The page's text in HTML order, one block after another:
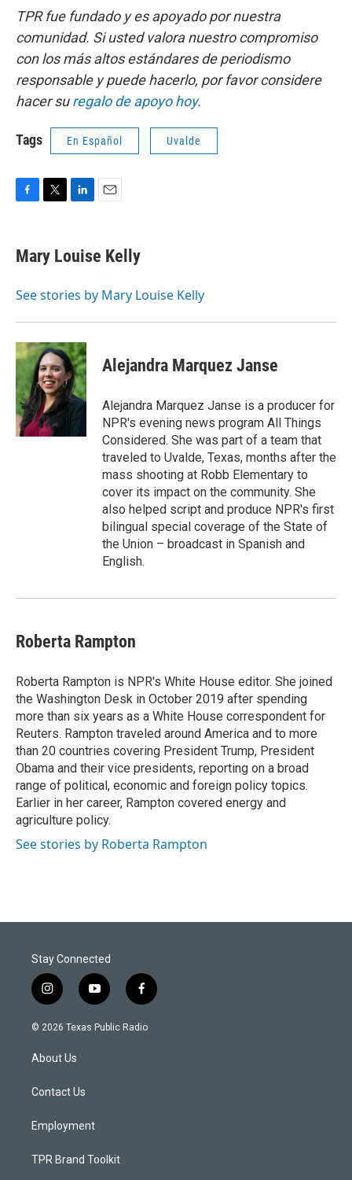
TPR fue fundado y es apoyado por nuestra
comunidad. Si usted valora nuestro compromiso
con los más altos estándares de periodismo
responsable y puede hacerlo, por favor considere
hacer suregalo de apoyo hoy.
Tags En Español Uvalde
e
b
o
t
t
r
k
e
I
i
l
Mary Louise Kelly
See stories by Mary Louise Kelly
Alejandra Marquez Janse
Alejandra Marquez Janse is a producer for
NPR's evening news program All Things
Considered. She was part of a team that
traveled to Uvalde, Texas, months after the
mass shooting at Robb Elementary to
cover its impact on the community. She
also helped script and produce NPR's first
bilingual special coverage of the State of
the Union – broadcast in Spanish and
English.
Roberta Rampton
Roberta Rampton is NPR's White House editor. She joined
the Washington Desk in October 2019 after spending
more than six years as a White House correspondent for
Reuters. Rampton traveled around America and to more
than 20 countries covering President Trump, President
Obama and their vice presidents, reporting on a broad
range of political, economic and foreign policy topics.
Earlier in her career, Rampton covered energy and
agriculture policy.
See stories by Roberta Rampton
Stay Connected
i
n
s
g
a
y
o
u
f
a
c
© 2026 Texas Public Radio
About Us
Contact Us
Employment
TPR Brand Toolkit